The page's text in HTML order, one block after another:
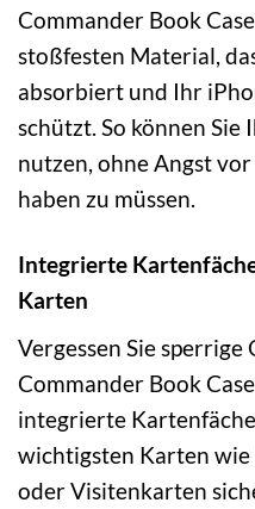
Commander Book
stoßfesten Material,
absorbiert und Ihr
schützt. So können
nutzen, ohne Angst
haben zu müssen.
Integrierte
Karten
Vergessen Sie
Commander Book
integrierte
wichtigsten Karten
oder Visitenkarten